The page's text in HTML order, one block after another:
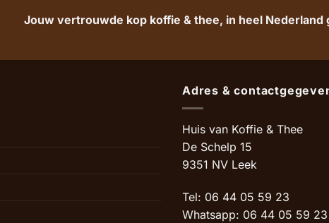
Jouw vertrouwde kop koffie & thee, in heel Nederland
Adres &
Huis van Koffie & Thee
De Schelp 15
9351 NV Leek
Tel: 06 44 05 59 23
Whatsapp: 06 44 05 59 23